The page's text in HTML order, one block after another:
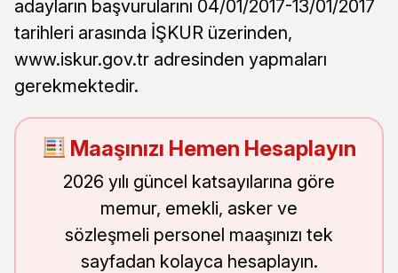
adayların başvurularını 04/01/2017-13/01/2017
tarihleri arasında İŞKUR üzerinden,
www.iskur.gov.tr adresinden yapmaları
gerekmektedir.
Maaşınızı Hemen Hesaplayın
2026 yılı güncel katsayılarına göre
memur, emekli, asker ve
sözleşmeli personel maaşınızı tek
sayfadan kolayca hesaplayın.